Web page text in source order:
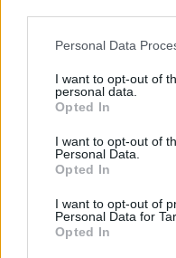
Personal Data
I want to opt-out of
personal data.
Opted In
I want to opt-out of
Personal Data.
Opted In
I want to opt-out of
Personal Data for
Opted In
fece pensare
regnasse la
avvicinarsi alla
accadde che con
volgessero le